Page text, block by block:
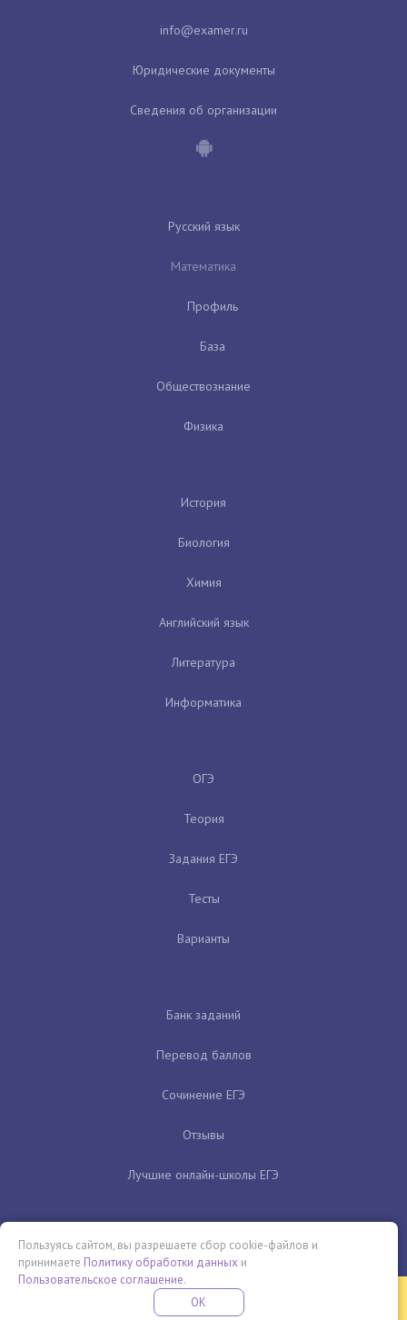
Юридические документы
Сведения об организации
Русский язык
Математика
Профиль
База
Обществознание
Физика
История
Биология
Химия
Английский язык
Литература
Информатика
ОГЭ
Теория
Задания ЕГЭ
Тесты
Варианты
Банк заданий
Перевод баллов
Сочинение ЕГЭ
Отзывы
Лучшие онлайн-школы ЕГЭ
Бесплатная летняя школа
ПРОВЕДИ ЭТО ЛЕТО С ПОЛЬЗОЙ
Пользуясь сайтом, вы разрешаете сбор cookie-файлов и
принимаете Политику обработки данных и
Пользовательское соглашение.
OK